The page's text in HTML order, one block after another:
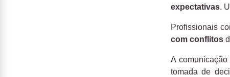
expectativas.
Profissionais
com conflitos
A
tomada de